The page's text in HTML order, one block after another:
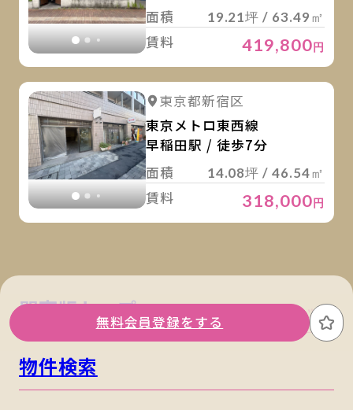
面積
19.21坪 / 63.49㎡
賃料 419,800円
詳細を見る
東京都新宿区
東京メトロ東西線
早稲田駅 / 徒歩7分
面積
14.08坪 / 46.54㎡
賃料 318,000円
無料会員登録をする お
関東版トップ 関西版トップ
物件検索